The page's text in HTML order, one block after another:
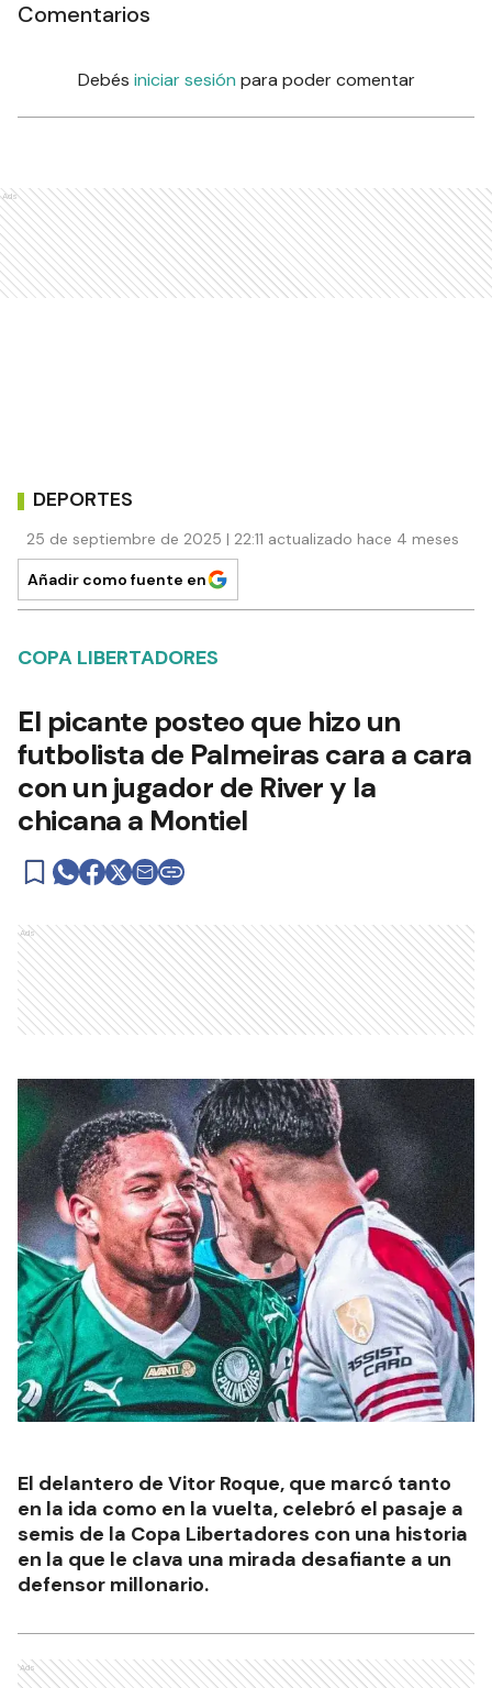
Comentarios
Debés iniciar sesión para poder comentar
Ads
DEPORTES
25 de septiembre de 2025 | 22:11 actualizado hace 4 meses
Añadir como fuente en
COPA LIBERTADORES
El picante posteo que hizo un
futbolista de Palmeiras cara a cara
con un jugador de River y la
chicana a Montiel
Ads
El delantero de Vitor Roque, que marcó tanto
en la ida como en la vuelta, celebró el pasaje a
semis de la Copa Libertadores con una historia
en la que le clava una mirada desafiante a un
defensor millonario.
Ads